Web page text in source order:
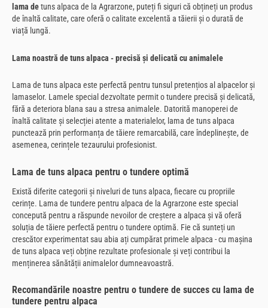
lama detuns alpaca de la Agrarzone, puteți fi siguri că obțineți un produs
de înaltă calitate, care oferă o calitate excelentă a tăierii și o durată de
viață lungă.
Lama noastră de tuns alpaca - precisă și delicată cu animalele
Lama de tuns alpaca este perfectă pentru tunsul pretențios al alpacelor și
lamaselor. Lamele special dezvoltate permit o tundere precisă și delicată,
fără a deteriora blana sau a stresa animalele. Datorită manoperei de
înaltă calitate și selecției atente a materialelor, lama de tuns alpaca
punctează prin performanța de tăiere remarcabilă, care îndeplinește, de
asemenea, cerințele tezaurului profesionist.
Lama de tuns alpaca pentru o tundere optimă
Există diferite categorii și niveluri de tuns alpaca, fiecare cu propriile
cerințe. Lama de tundere pentru alpaca de la Agrarzone este special
concepută pentru a răspunde nevoilor de creștere a alpaca și vă oferă
soluția de tăiere perfectă pentru o tundere optimă. Fie că sunteți un
crescător experimentat sau abia ați cumpărat primele alpaca - cu mașina
de tuns alpaca veți obține rezultate profesionale și veți contribui la
menținerea sănătății animalelor dumneavoastră.
Recomandările noastre pentru o tundere de succes cu lama de
tundere pentru alpaca